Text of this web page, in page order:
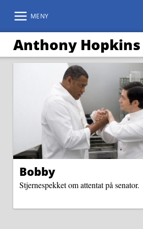
MENY
Anthony Hopkins
Bobby
Stjernespekket om attentat på senator.